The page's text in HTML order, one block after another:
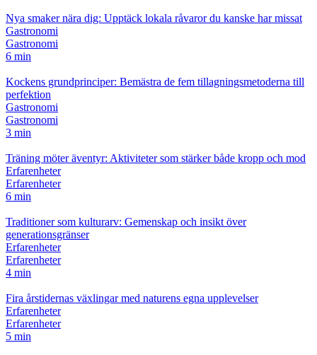
Nya smaker nära dig: Upptäck lokala råvaror du kanske har missat
Gastronomi
Gastronomi
6 min
Kockens grundprinciper: Bemästra de fem tillagningsmetoderna till
perfektion
Gastronomi
Gastronomi
3 min
Träning möter äventyr: Aktiviteter som stärker både kropp och mod
Erfarenheter
Erfarenheter
6 min
Traditioner som kulturarv: Gemenskap och insikt över
generationsgränser
Erfarenheter
Erfarenheter
4 min
Fira årstidernas växlingar med naturens egna upplevelser
Erfarenheter
Erfarenheter
5 min